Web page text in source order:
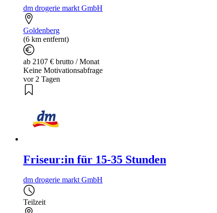
dm drogerie markt GmbH
Goldenberg
(6 km entfernt)
ab 2107 € brutto / Monat
Keine Motivationsabfrage
vor 2 Tagen
Friseur:in für 15-35 Stunden
dm drogerie markt GmbH
Teilzeit